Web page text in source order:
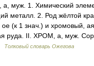
муж. 1. Химический
металл. 2. Род жёлтой
(к 1 знач.) и хромовый,
руда. II. ХРОМ, а, муж.
Толковый словарь Ожегова